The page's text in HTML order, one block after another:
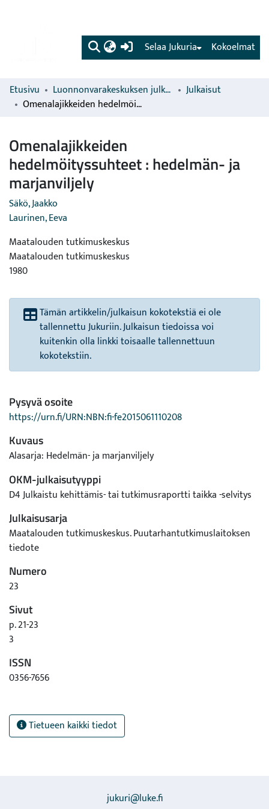
(current) Kokoelmat
Selaa Jukuria
Etusivu Luonnonvarakeskuksen julkaisut
Julkaisut
Omenalajikkeiden hedelmöityssuhteet : hedelmän- ja marjanviljely
Omenalajikkeiden
hedelmöityssuhteet : hedelmän- ja
marjanviljely
Säkö, Jaakko
Laurinen, Eeva
Maatalouden tutkimuskeskus
Maatalouden tutkimuskeskus
1980
Tämän artikkelin/julkaisun kokotekstiä ei ole
tallennettu Jukuriin. Julkaisun tiedoissa voi
kuitenkin olla linkki toisaalle tallennettuun
kokotekstiin.
Pysyvä osoite
https://urn.fi/URN:NBN:fi-fe2015061110208
Kuvaus
Alasarja: Hedelmän- ja marjanviljely
OKM-julkaisutyyppi
D4 Julkaistu kehittämis- tai tutkimusraportti taikka -selvitys
Julkaisusarja
Maatalouden tutkimuskeskus. Puutarhantutkimuslaitoksen
tiedote
Numero
23
Sivut
p. 21-23
3
ISSN
0356-7656
Tietueen kaikki tiedot
jukuri@luke.fi